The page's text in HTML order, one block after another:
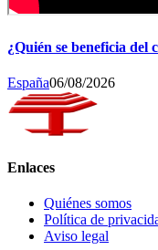
¿Quién se beneficia del
España06/08/2026
Enlaces
Quiénes somos
Política de
Aviso legal